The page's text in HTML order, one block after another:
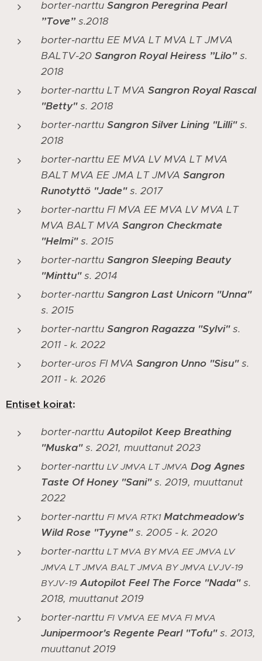
borter-narttu Sangron Peregrina Pearl
”Tove”s.2018
borter-narttu EE MVA LT MVA LT JMVA
BALTV-20 Sangron Royal Heiress ”Lilo”s.
2018
borter-narttu LT MVA Sangron Royal Rascal
"Betty"s. 2018
borter-narttu Sangron Silver Lining "Lilli"s.
2018
borter-narttu EE MVA LV MVA LT MVA
BALT MVA EE JMA LT JMVA Sangron
Runotyttö "Jade"s. 2017
borter-narttu FI MVA EE MVA LV MVA LT
MVA BALT MVA Sangron Checkmate
"Helmi"s. 2015
borter-narttu Sangron Sleeping Beauty
"Minttu"s. 2014
borter-narttu Sangron Last Unicorn "Unna"
s. 2015
borter-narttu Sangron Ragazza "Sylvi"s.
2011 - k. 2022
borter-uros FI MVA Sangron Unno "Sisu"s.
2011 - k. 2026
Entiset koirat:
borter-narttu Autopilot Keep Breathing
"Muska"s. 2021, muuttanut 2023
borter-narttu LV JMVA LT JMVA Dog Agnes
Taste Of Honey "Sani"s. 2019, muuttanut
2022
borter-narttu FI MVA RTK1 Matchmeadow's
Wild Rose "Tyyne"s. 2005 - k. 2020
borter-narttu LT MVA BY MVA EE JMVA LV
JMVA LT JMVA BALT JMVA BY JMVA LVJV-19
BYJV-19 Autopilot Feel The Force "Nada"s.
2018, muuttanut 2019
borter-narttu FI VMVA EE MVA FI MVA
Junipermoor's Regente Pearl "Tofu"s. 2013,
muuttanut 2019